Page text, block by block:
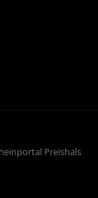
Preishals